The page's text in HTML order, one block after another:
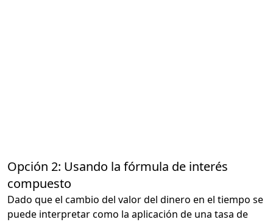
Opción 2: Usando la fórmula de interés
compuesto
Dado que el cambio del valor del dinero en el tiempo se
puede interpretar como la aplicación de una tasa de